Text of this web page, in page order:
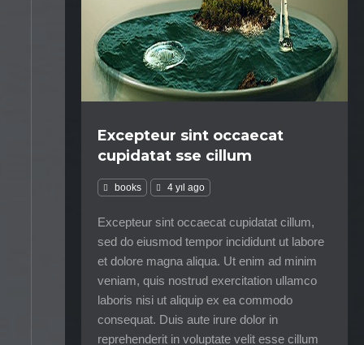
Excepteur sint occaecat
cupidatat sse cillum
books 4 yıl ago
Excepteur sint occaecat cupidatat cillum,
sed do eiusmod tempor incididunt ut labore
et dolore magna aliqua. Ut enim ad minim
veniam, quis nostrud exercitation ullamco
laboris nisi ut aliquip ex ea commodo
consequat. Duis aute irure dolor in
reprehenderit in voluptate velit esse cillum